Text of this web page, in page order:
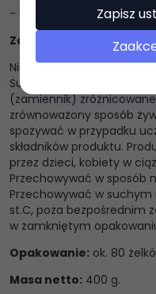
- Bezglutenowe i bez GMO
Zalecana dzienna
Nie przekraczać
Suplement diety nie
(zamiennik)
zrównoważony sposób
spożywać w przypadku
składników produktu.
przez dzieci, kobiety w
Przechowywać w sposób
Przechowywać w
st.C, poza bezpośrednim
w zamkniętym
Opakowanie: ok. 80
Masa netto: 400 g.
Zapisz